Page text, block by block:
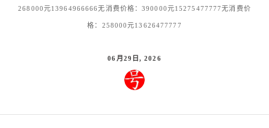
268000元13964966666无消费价格：390000元15275477777无消费价
格：258000元13626477777
06月29日, 2026